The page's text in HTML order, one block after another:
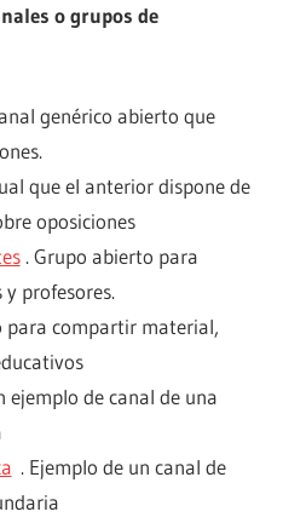
o grupos de
genérico abierto que
que el anterior dispone de
oposiciones
. Grupo abierto para
profesores.
para compartir material,
ejemplo de canal de una
. Ejemplo de un canal de